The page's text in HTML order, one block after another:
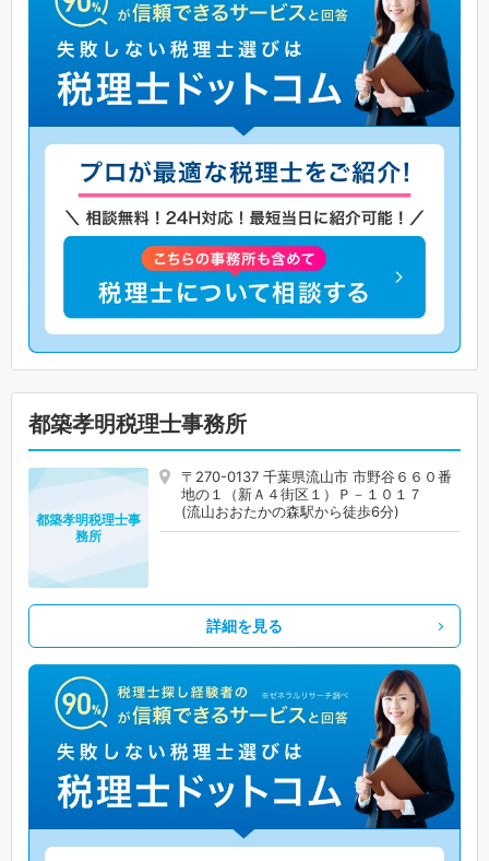
都築孝明税理士事務所
〒270-0137 千葉県流山市 市野谷６６０番
地の１（新Ａ４街区１）Ｐ－１０１７
(流山おおたかの森駅から徒歩6分)
都築孝明税理士事
務所
詳細を見る